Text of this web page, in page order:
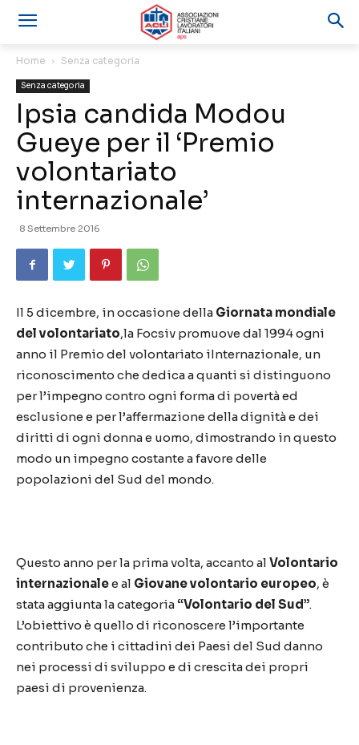
Home Senza categoria
Senza categoria
Ipsia candida Modou
Gueye per il ‘Premio
volontariato
internazionale’
8 Settembre 2016
Il 5 dicembre, in occasione della Giornata mondiale
del volontariato,la Focsiv promuove dal 1994 ogni
anno il Premio del volontariato iInternazionale, un
riconoscimento che dedica a quanti si distinguono
per l’impegno contro ogni forma di povertà ed
esclusione e per l’affermazione della dignità e dei
diritti di ogni donna e uomo, dimostrando in questo
modo un impegno costante a favore delle
popolazioni del Sud del mondo.
Questo anno per la prima volta, accanto al Volontario
internazionalee al Giovane volontario europeo, è
stata aggiunta la categoria“Volontario del Sud”.
L’obiettivo è quello di riconoscere l’importante
contributo che i cittadini dei Paesi del Sud danno
nei processi di sviluppo e di crescita dei propri
paesi di provenienza.